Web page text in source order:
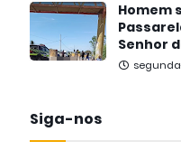
Homem
Senhor
Siga-nos